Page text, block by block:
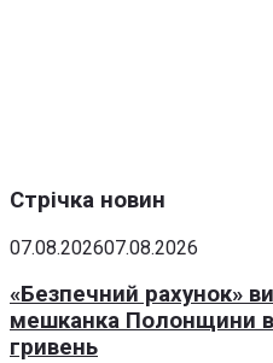
Стрічка новин
07.08.202607.08.2026
«Безпечний рахунок»
мешканка Полонщини
гривень